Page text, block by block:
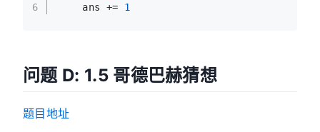
6
    ans +=
1
问题 D: 1.5 哥德巴赫猜想
题目地址